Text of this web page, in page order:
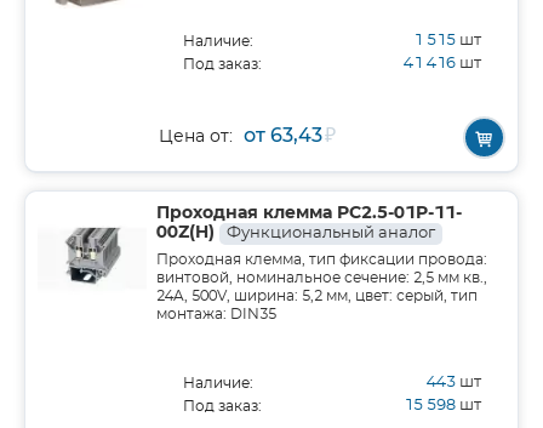
Наличие: 1 515 шт
Под заказ: 41 416 шт
Цена от: от 63,43₽
Проходная клемма PC2.5-01P-11-
00Z(H)
Функциональный аналог
Проходная клемма, тип фиксации провода:
винтовой, номинальное сечение: 2,5 мм кв.,
24A, 500V, ширина: 5,2 мм, цвет: серый, тип
монтажа: DIN35
Наличие: 443 шт
Под заказ: 15 598 шт